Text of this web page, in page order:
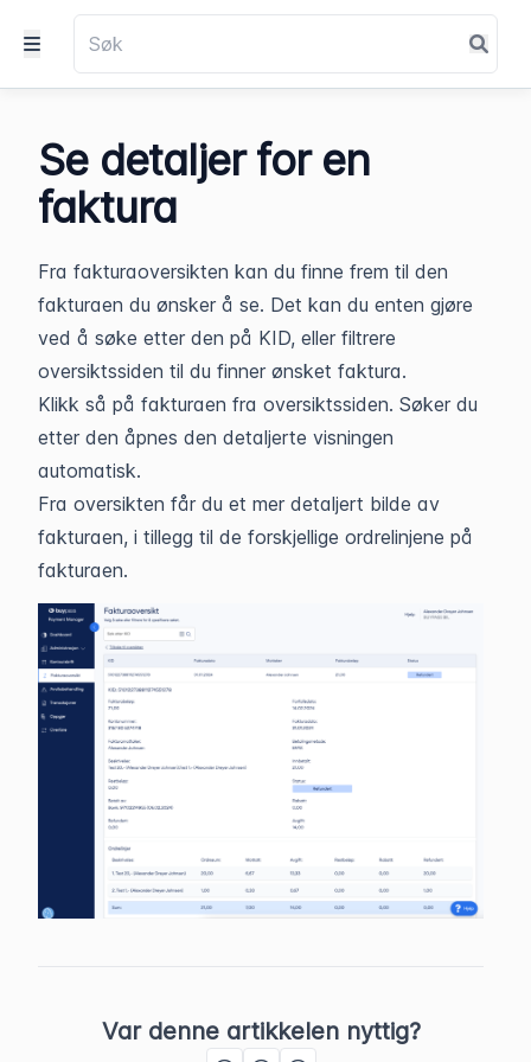
Se detaljer for en
faktura
Fra fakturaoversikten kan du finne frem til den
fakturaen du ønsker å se. Det kan du enten gjøre
ved å søke etter den på KID, eller filtrere
oversiktssiden til du finner ønsket faktura.
Klikk så på fakturaen fra oversiktssiden. Søker du
etter den åpnes den detaljerte visningen
automatisk.
Fra oversikten får du et mer detaljert bilde av
fakturaen, i tillegg til de forskjellige ordrelinjene på
fakturaen.
Var denne artikkelen nyttig?